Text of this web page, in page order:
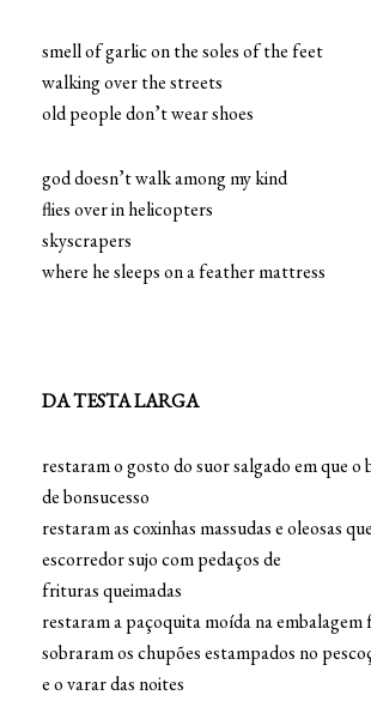
smell of garlic on the soles of the feet
walking over the streets
old people don’t wear shoes
god doesn’t walk among my kind
flies over in helicopters
skyscrapers
where he sleeps on a feather mattress
DA TESTA LARGA
restaram o gosto do suor salgado em que o
de bonsucesso
restaram as coxinhas massudas e oleosas
escorredor sujo com pedaços de
frituras queimadas
restaram a paçoquita moída na embalagem
sobraram os chupões estampados no
e o varar das noites